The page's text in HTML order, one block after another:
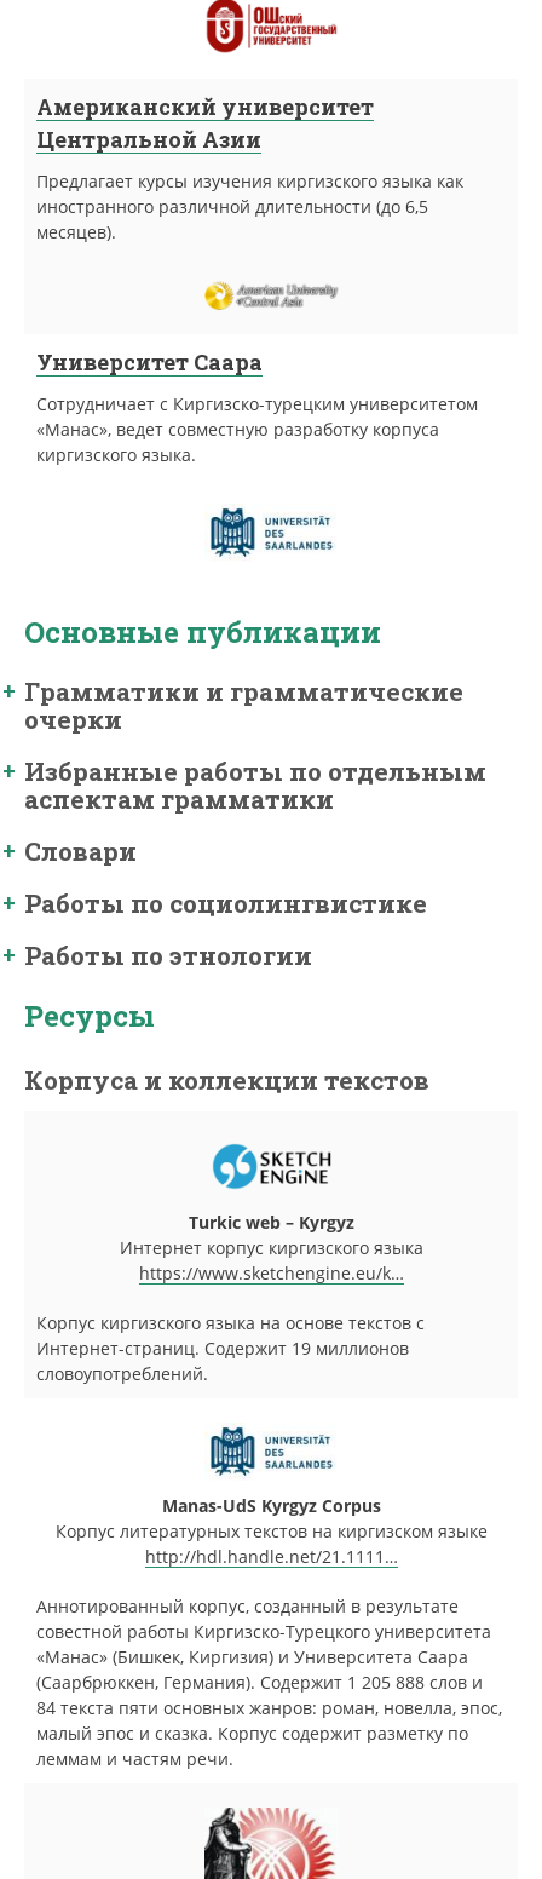
Американский университет
Центральной Азии
Предлагает курсы изучения киргизского языка как
иностранного различной длительности (до 6,5
месяцев).
Университет Саара
Сотрудничает с Киргизско-турецким университетом
«Манас», ведет совместную разработку корпуса
киргизского языка.
Основные публикации
Грамматики и грамматические
очерки
Избранные работы по отдельным
аспектам грамматики
Словари
Работы по социолингвистике
Работы по этнологии
Ресурсы
Корпуса и коллекции текстов
Turkic web – Kyrgyz
Интернет корпус киргизского языка
https://www.sketchengine.eu/k…
Корпус киргизского языка на основе текстов с
Интернет-страниц. Содержит 19 миллионов
словоупотреблений.
Manas-UdS Kyrgyz Corpus
Корпус литературных текстов на киргизском языке
http://hdl.handle.net/21.1111…
Аннотированный корпус, созданный в результате
совестной работы Киргизско-Турецкого университета
«Манас» (Бишкек, Киргизия) и Университета Саара
(Саарбрюккен, Германия). Содержит 1 205 888 слов и
84 текста пяти основных жанров: роман, новелла, эпос,
малый эпос и сказка. Корпус содержит разметку по
леммам и частям речи.